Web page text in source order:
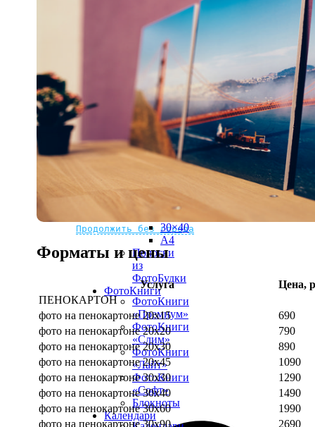
Выберите из списка:
Не нашли Ваш город?
Мы доставляем по всему миру
Продолжить без города
15х20
20х20
20х30
30х30
30х40
А4
Фото
в
рамке
10х10
10×15
13×18
15×15
20×20
30×40
A4
Полоски
из
ФотоБудки
ФотоКниги
ФотоКниги
«Премиум»
ФотоКниги
«Слим»
ФотоКниги
«Лайт»
ФотоКниги
«Софт»
Блокноты
Календари
Форматы и цены
Услуга
Цена,
ПЕНОКАРТОН
фото на пенокартоне 20х15
690
фото на пенокартоне 20х20
790
фото на пенокартоне 20х30
890
фото на пенокартоне 20х45
1090
фото на пенокартоне 30х30
1290
фото на пенокартоне 30х40
1490
фото на пенокартоне 30х60
1990
фото на пенокартоне 30х90
2690